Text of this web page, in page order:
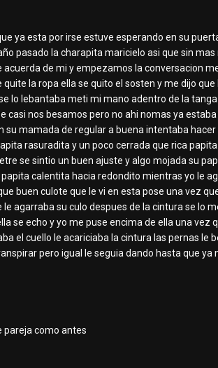
ya esta por irse estuve esperando en su
pasado la charapita maricielo asi que sin
de mi y empezamos la conversacion
la ropa ella se quito el sosten y me dijo que
lo lebantaba meti mi mano adentro de la
casi nos besamos pero no ahi nomas ya
su mamada de regular a buena intentaba
rasuradita y un poco cerrada que rica
se sintio un buen ajuste y algo mojada su
calentita hacia redondito mientras yo le
buen culote que le vi en esta pose una vez
agarraba su culo despues de la cintura se lo
se echo y yo me puse encima de ella una vez
el cuello le acariciaba la cintura las pernas le
pero igual le seguia dando hasta que ya
pareja como antes